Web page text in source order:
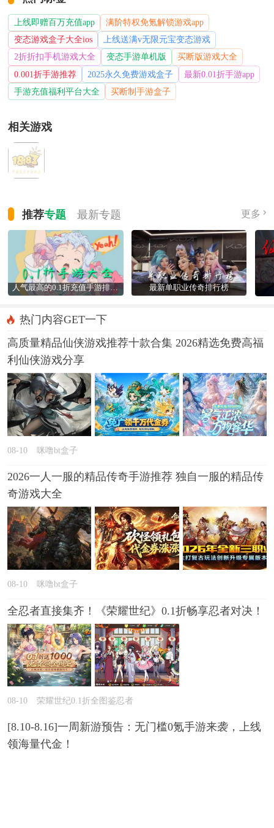
上线即赠百万充值app
满阶特权免氪解锁游戏app
变态游戏盒子大全ios
上线送满v无限元宝变态游戏
2折折扣手机游戏大全
变态手游单机版
买断版游戏大全
0.001折手游推荐
2025永久免费游戏盒子
最新0.01折手游app
手游充值福利平台大全
买断制手游盒子
相关游戏
推荐专题 最新专题 更多
人气最高的0.1折充值手游排行榜 最新单职业传奇排行榜
热门内容GET一下
高质量精品仙侠游戏推荐十款合集 2026精选免费高福
利仙侠游戏分享
08-10 咪噜bt盒子
2026一人一服的精品传奇手游推荐 独自一服的精品传
奇游戏大全
08-10 咪噜bt盒子
全忍者直接集齐！《荣耀世纪》0.1折畅享忍者对决！
08-10 荣耀世纪0.1折全图鉴忍者
[8.10-8.16]一周新游预告：无门槛0氪手游来袭，上线
领海量代金！